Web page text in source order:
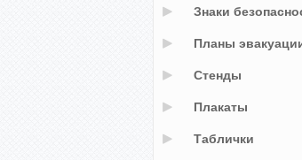
Знаки
Планы
Стенды
Плакаты
Таблички